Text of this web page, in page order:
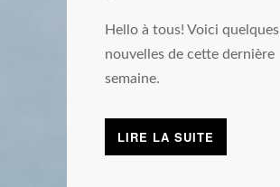
Hello à tous! Voici quelques
nouvelles de cette dernière
semaine.
LIRE LA SUITE